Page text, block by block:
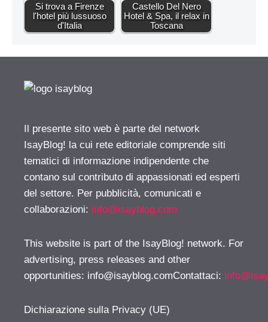
Si trova a Firenze
l'hotel più lussuoso
d'Italia
Castello Del Nero
Hotel & Spa, il relax in
Toscana
Il presente sito web è parte del network
IsayBlog! la cui rete editoriale comprende siti
tematici di informazione indipendente che
contano sul contributo di appassionati ed esperti
del settore. Per pubblicità, comunicati e
collaborazioni: info@isayblog.com
This website is part of the IsayBlog! network. For
advertising, press releases and other
opportunities: info@isayblog.comContattaci:
Dichiarazione sulla Privacy (UE)